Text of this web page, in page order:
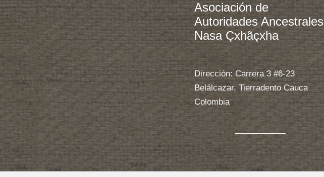
Asociación de
Autoridades Ancestrales
Nasa Çxhãçxha
Dirección: Carrera 3 #6-23
Belálcazar, Tierradento Cauca
Colombia